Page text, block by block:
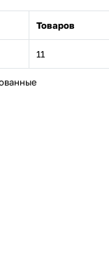
Товаров
11